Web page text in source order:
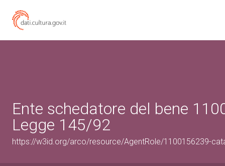
Ente schedatore del bene
Legge 145/92
https://w3id.org/arco/resource/AgentRole/1100156239-